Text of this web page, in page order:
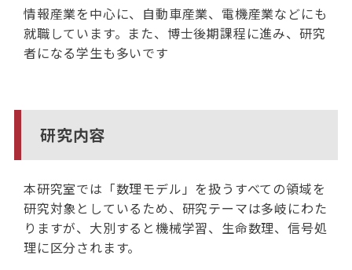
情報産業を中心に、自動車産業、電機産業などにも
就職しています。また、博士後期課程に進み、研究
者になる学生も多いです
研究内容
本研究室では「数理モデル」を扱うすべての領域を
研究対象としているため、研究テーマは多岐にわた
りますが、大別すると機械学習、生命数理、信号処
理に区分されます。